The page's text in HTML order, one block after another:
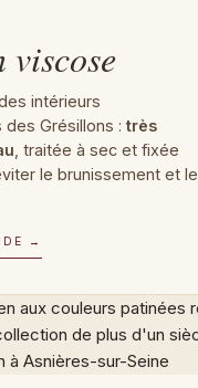
viscose
intérieurs
Grésillons : très
, traitée à sec et fixée
le brunissement et le
→